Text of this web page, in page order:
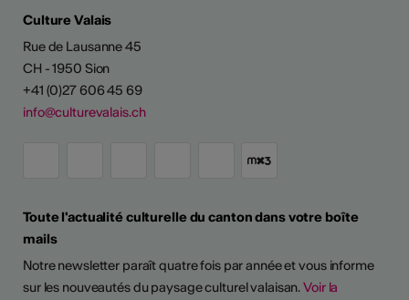
Culture Valais
Rue de Lausanne 45
CH - 1950 Sion
+41 (0)27 606 45 69
info@culturevalais.ch
Toute l'actualité culturelle du canton dans votre boîte
mails
Notre newsletter paraît quatre fois par année et vous informe
sur les nouveautés du paysage culturel valaisan.Voir la